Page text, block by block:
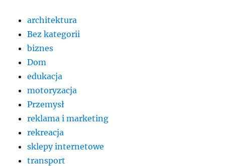
architektura
Bez kategorii
biznes
Dom
edukacja
motoryzacja
Przemysł
reklama i marketing
rekreacja
sklepy internetowe
transport